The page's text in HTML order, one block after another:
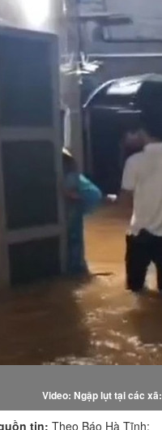
Video: Ngập lụt tại các
tin: Theo Báo Hà Tĩnh: